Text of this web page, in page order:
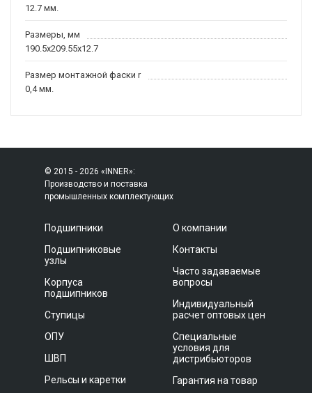
12.7 мм.
Размеры, мм
190.5x209.55x12.7
Размер монтажной фаски r
0,4 мм.
© 2015 - 2026 «INNER»:
Производство и поставка
промышленных комплектующих
Подшипники
Подшипниковые
узлы
Корпуса
подшипников
Ступицы
ОПУ
ШВП
Рельсы и каретки
О компании
Контакты
Часто задаваемые
вопросы
Индивидуальный
расчет оптовых цен
Специальные
условия для
дистрибьюторов
Гарантия на товар